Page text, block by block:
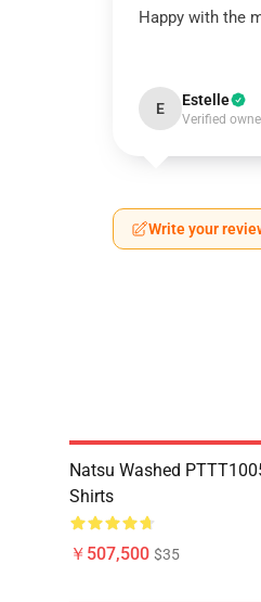
Happy with the
E Estelle
Verified
Write your
Natsu Washed
Shirts
￥507,500 $35